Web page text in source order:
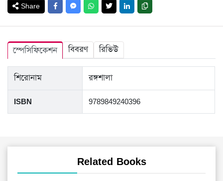
Share
স্পেসিফিকেশন বিবরণ রিভিউ
শিরোনাম রঙ্গশালা
ISBN 9789849240396
Related Books